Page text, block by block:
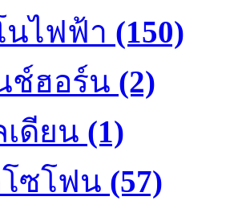
นไฟฟ้า (150)
ช์ฮอร์น (2)
เดียน (1)
ซโฟน (57)